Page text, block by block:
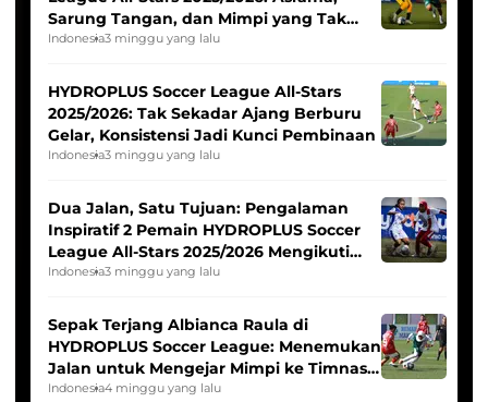
Sarung Tangan, dan Mimpi yang Tak
Pernah Padam
Indonesia3 minggu yang lalu
HYDROPLUS Soccer League All-Stars
2025/2026: Tak Sekadar Ajang Berburu
Gelar, Konsistensi Jadi Kunci Pembinaan
Indonesia3 minggu yang lalu
Dua Jalan, Satu Tujuan: Pengalaman
Inspiratif 2 Pemain HYDROPLUS Soccer
League All-Stars 2025/2026 Mengikuti
Seleksi Timnas Indonesia Putri
Indonesia3 minggu yang lalu
Sepak Terjang Albianca Raula di
HYDROPLUS Soccer League: Menemukan
Jalan untuk Mengejar Mimpi ke Timnas
Indonesia Putri
Indonesia4 minggu yang lalu